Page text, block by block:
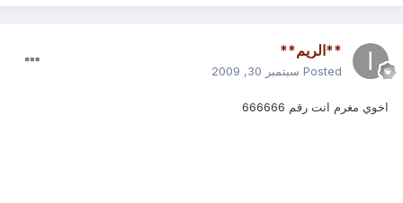
**الريم**
Posted سبتمبر 30, 2009
اخوي مغرم انت رقم 666666